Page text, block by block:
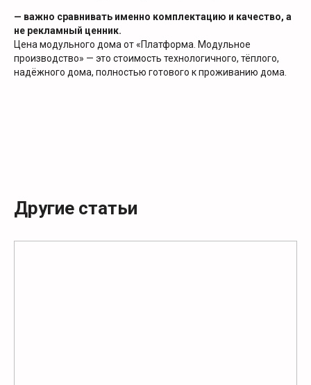
— важно сравнивать именно комплектацию и качество, а
не рекламный ценник.
Цена модульного дома от «Платформа. Модульное
производство» — это стоимость технологичного, тёплого,
надёжного дома, полностью готового к проживанию дома.
Другие статьи